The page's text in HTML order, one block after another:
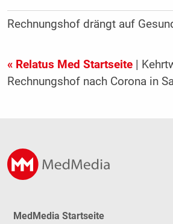
Rechnungshof drängt auf
« Relatus Med Startseite|
Rechnungshof nach Corona in
MedMedia Startseite